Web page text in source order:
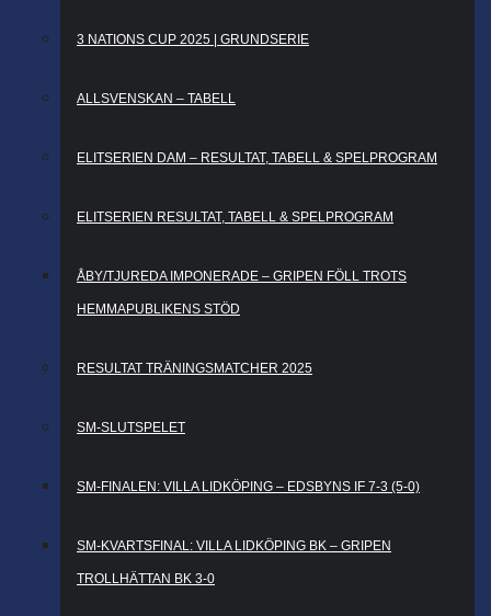
3 NATIONS CUP 2025 | GRUNDSERIE
ALLSVENSKAN – TABELL
ELITSERIEN DAM – RESULTAT, TABELL & SPELPROGRAM
ELITSERIEN RESULTAT, TABELL & SPELPROGRAM
ÅBY/TJUREDA IMPONERADE – GRIPEN FÖLL TROTS
HEMMAPUBLIKENS STÖD
RESULTAT TRÄNINGSMATCHER 2025
SM-SLUTSPELET
SM-FINALEN: VILLA LIDKÖPING – EDSBYNS IF 7-3 (5-0)
SM-KVARTSFINAL: VILLA LIDKÖPING BK – GRIPEN
TROLLHÄTTAN BK 3-0